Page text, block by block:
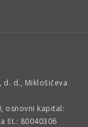
d., Miklošičeva
osnovni kapital:
št.: 80040306